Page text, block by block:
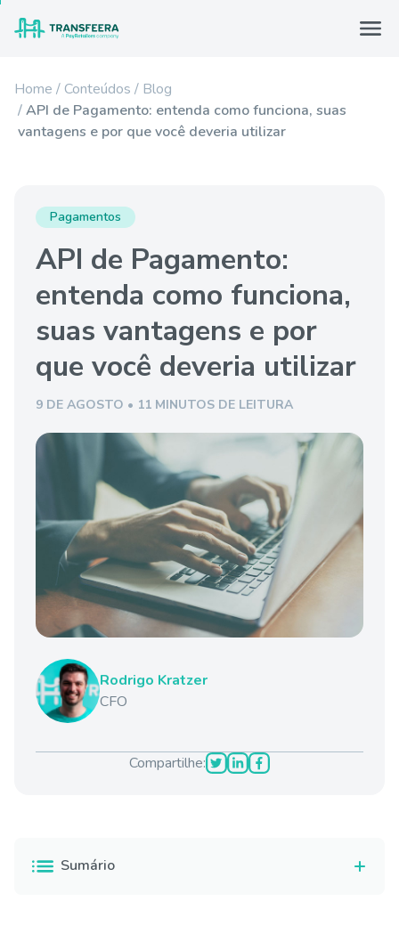
Home Conteúdos
Blog
API de Pagamento: entenda como funciona, suas
vantagens e por que você deveria utilizar
Pagamentos
API de Pagamento:
entenda como funciona,
suas vantagens e por
que você deveria utilizar
9 DE AGOSTO • 11 MINUTOS DE LEITURA
Rodrigo Kratzer
CFO
Compartilhe:
Sumário